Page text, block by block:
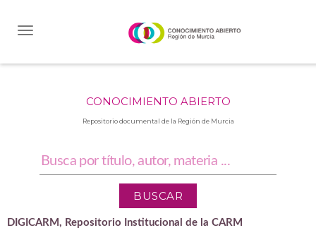
CONOCIMIENTO ABIERTO
Repositorio documental de la Región de Murcia
DIGICARM, Repositorio Institucional de la CARM